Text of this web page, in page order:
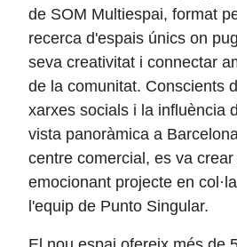
de SOM Multiespai, format
recerca d'espais únics on
seva creativitat i connectar
de la comunitat. Conscients
xarxes socials i la influència
vista panoràmica a
centre comercial, es va
emocionant projecte en
l'equip de Punto Singular.